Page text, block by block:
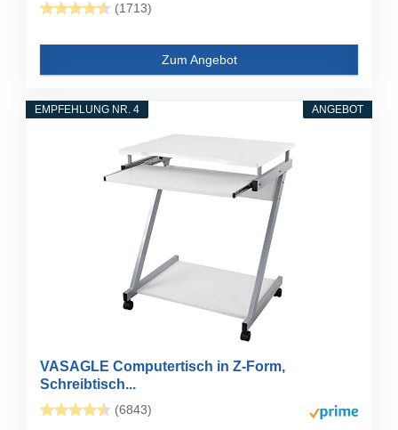
(1713)
Zum Angebot
ANGEBOT
EMPFEHLUNG NR. 4
VASAGLE Computertisch in Z-Form,
Schreibtisch...
(6843)